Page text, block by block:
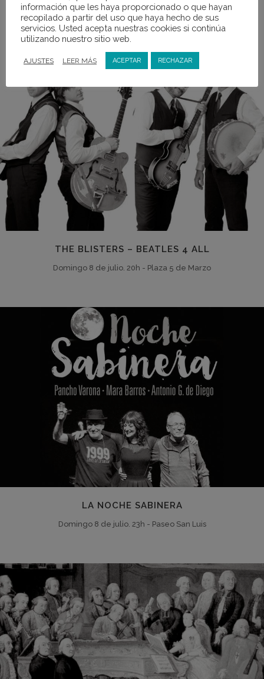
Sábado 7 de julio 22h - Pasacalle desde la Plaza del Pueblo
THE BLISTERS – BEATLES 4 ALL
Domingo 8 de julio. 20h - Plaza 5 de Marzo
LA NOCHE SABINERA
Domingo 8 de julio. 23h - Paseo San Luis
información que les haya proporcionado o que hayan
recopilado a partir del uso que haya hecho de sus
servicios. Usted acepta nuestras cookies si continúa
utilizando nuestro sitio web.
AJUSTES LEER MÁS ACEPTAR RECHAZAR